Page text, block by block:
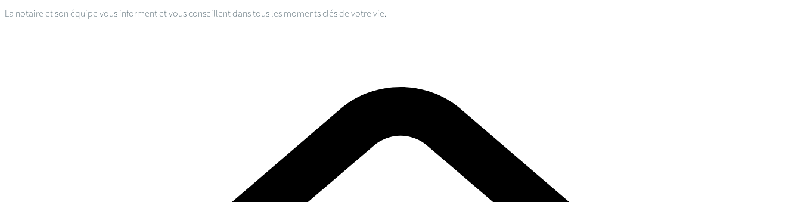
La notaire et son équipe vous informent et vous conseillent dans tous les moments clés de votre vie.